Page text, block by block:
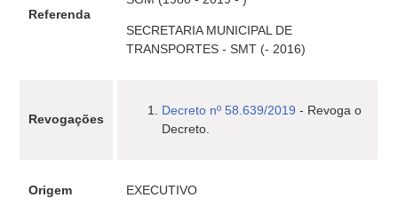
Referenda
SECRETARIA MUNICIPAL DE
TRANSPORTES - SMT (- 2016)
Revogações
Decreto nº 58.639/2019 - Revoga o
Decreto.
Origem EXECUTIVO